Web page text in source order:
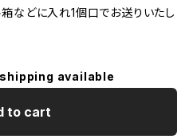
などに入れ1個口でお送りいたし
available
to cart